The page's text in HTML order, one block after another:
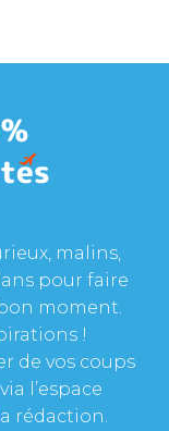
malins,
pour faire
moment.
!
de vos coups
l’espace
rédaction.